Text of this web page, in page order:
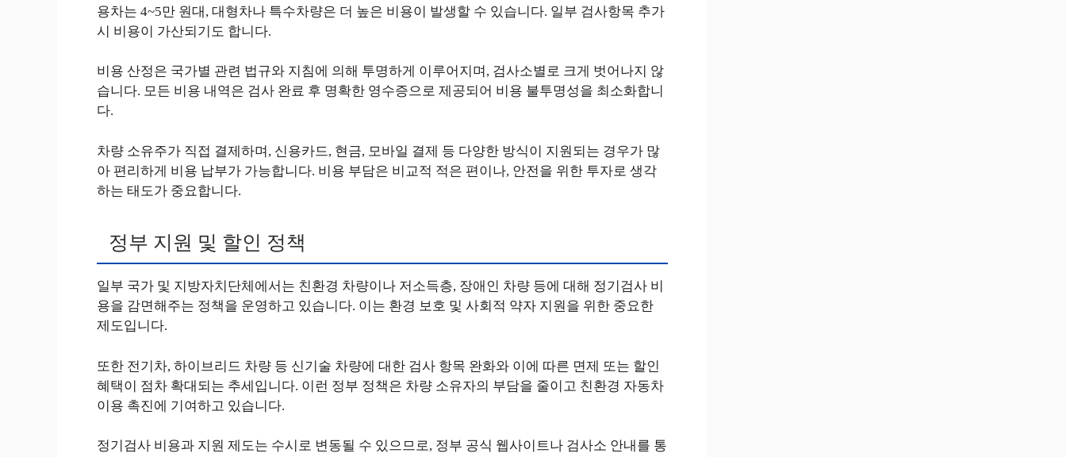
용차는 4~5만 원대, 대형차나 특수차량은 더 높은 비용이 발생할 수 있습니다. 일부 검사항목 추가
시 비용이 가산되기도 합니다.
비용 산정은 국가별 관련 법규와 지침에 의해 투명하게 이루어지며, 검사소별로 크게 벗어나지 않
습니다. 모든 비용 내역은 검사 완료 후 명확한 영수증으로 제공되어 비용 불투명성을 최소화합니
다.
차량 소유주가 직접 결제하며, 신용카드, 현금, 모바일 결제 등 다양한 방식이 지원되는 경우가 많
아 편리하게 비용 납부가 가능합니다. 비용 부담은 비교적 적은 편이나, 안전을 위한 투자로 생각
하는 태도가 중요합니다.
정부 지원 및 할인 정책
일부 국가 및 지방자치단체에서는 친환경 차량이나 저소득층, 장애인 차량 등에 대해 정기검사 비
용을 감면해주는 정책을 운영하고 있습니다. 이는 환경 보호 및 사회적 약자 지원을 위한 중요한
제도입니다.
또한 전기차, 하이브리드 차량 등 신기술 차량에 대한 검사 항목 완화와 이에 따른 면제 또는 할인
혜택이 점차 확대되는 추세입니다. 이런 정부 정책은 차량 소유자의 부담을 줄이고 친환경 자동차
이용 촉진에 기여하고 있습니다.
정기검사 비용과 지원 제도는 수시로 변동될 수 있으므로, 정부 공식 웹사이트나 검사소 안내를 통